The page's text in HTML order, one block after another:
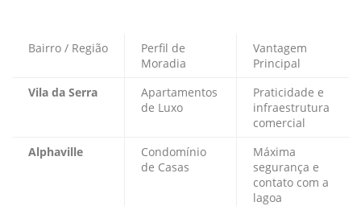
Bairro / Região
Perfil de
Moradia
Vantagem
Principal
Vila da Serra
Apartamentos
de Luxo
Praticidade e
infraestrutura
comercial
Alphaville
Condomínio
de Casas
Máxima
segurança e
contato com a
lagoa